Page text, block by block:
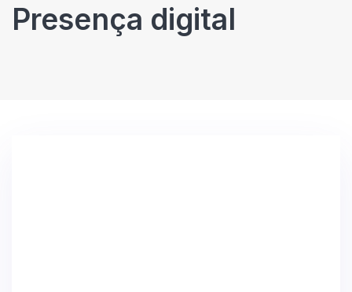
Presença digital